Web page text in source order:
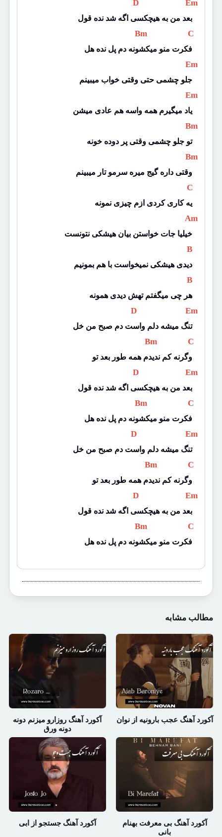
D Em
بعد من به هیچکسی اگه شد نده قول
Bm C
فکرت منو میکشونه دم پل نده هل
Em
جلو چشمی حتی وقتی خواب میبینم
Em
یاد میگیرم همه واسه هم عادی میشن
Bm
تو جلو چشمی وقتی پر دوده خونه
Bm
وقتی داره گیج میره سرمو تار میبینم
C
یه کاری کردی ازم چیزی نمونه
Am
خیلیا جات خواستن بیان هیشکی نتونست
B
دیدی هیشکی نمیخواست با هم بمونیم
B
هر چی میگفتم تهش دیدی همونه
D Em
تنگ میشه دلم واست دم صبح من خل
Bm C
وگرنه کم ندیدم همه طور بعد تو
D Em
بعد من به هیچکسی اگه شد نده قول
Bm C
فکرت منو میکشونه دم پل نده هل
D Em
تنگ میشه دلم واست دم صبح من خل
Bm C
وگرنه کم ندیدم همه طور بعد تو
D Em
بعد من به هیچکسی اگه شد نده قول
Bm C
فکرت منو میکشونه دم پل نده هل
مطالب مشابه
آکورد آهنگ عجب بارونیه از نوان
آکورد آهنگ روزارو میزنم دونه
دونه ورق
آکورد آهنگ بی معرفت بهنام
بانی
آکورد آهنگ جستجو از ابی